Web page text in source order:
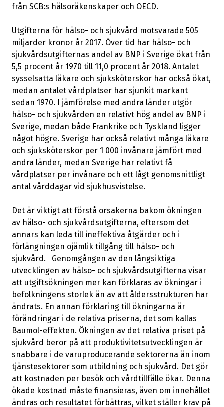
från SCB:s hälsoräkenskaper och OECD.
Utgifterna för hälso- och sjukvård motsvarade 505
miljarder kronor år 2017. Över tid har hälso- och
sjukvårdsutgifternas andel av BNP i Sverige ökat från
5,5 procent år 1970 till 11,0 procent år 2018. Antalet
sysselsatta läkare och sjuksköterskor har också ökat,
medan antalet vårdplatser har sjunkit markant
sedan 1970. I jämförelse med andra länder utgör
hälso- och sjukvården en relativt hög andel av BNP i
Sverige, medan både Frankrike och Tyskland ligger
något högre. Sverige har också relativt många läkare
och sjuksköterskor per 1 000 invånare jämfört med
andra länder, medan Sverige har relativt få
vårdplatser per invånare och ett lågt genomsnittligt
antal vårddagar vid sjukhusvistelse.
Det är viktigt att förstå orsakerna bakom ökningen
av hälso- och sjukvårdsutgifterna, eftersom det
annars kan leda till ineffektiva åtgärder och i
förlängningen ojämlik tillgång till hälso- och
sjukvård. Genomgången av den långsiktiga
utvecklingen av hälso- och sjukvårdsutgifterna visar
att utgiftsökningen mer kan förklaras av ökningar i
befolkningens storlek än av att åldersstrukturen har
ändrats. En annan förklaring till ökningarna är
förändringar i de relativa priserna, det som kallas
Baumol-effekten. Ökningen av det relativa priset på
sjukvård beror på att produktivitetsutvecklingen är
snabbare i de varuproducerande sektorerna än inom
tjänstesektorer som utbildning och sjukvård. Det gör
att kostnaden per besök och vårdtillfälle ökar. Denna
ökade kostnad måste finansieras, även om innehållet
ändras och resultatet förbättras, vilket ställer krav på